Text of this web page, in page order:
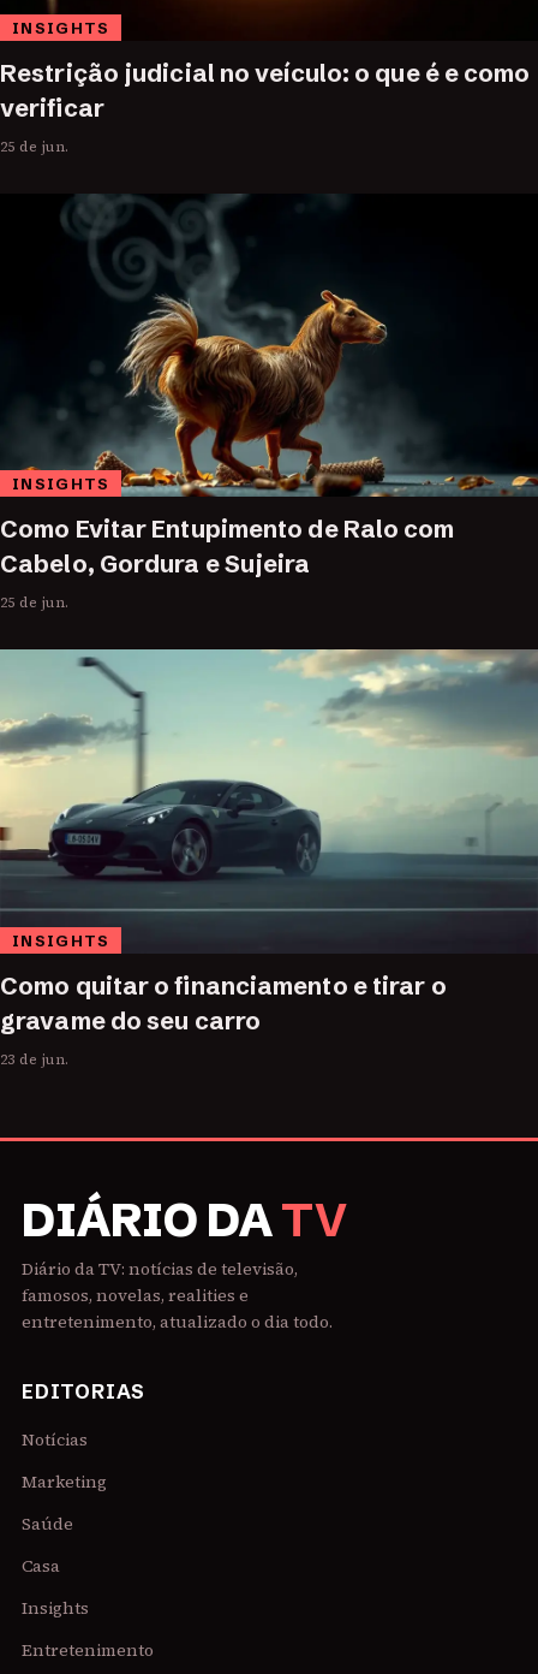
INSIGHTS
Restrição judicial no veículo: o que é e como
verificar
25 de jun.
INSIGHTS
Como Evitar Entupimento de Ralo com
Cabelo, Gordura e Sujeira
25 de jun.
INSIGHTS
Como quitar o financiamento e tirar o
gravame do seu carro
23 de jun.
DIÁRIO DATV
Diário da TV: notícias de televisão,
famosos, novelas, realities e
entretenimento, atualizado o dia todo.
EDITORIAS
Notícias
Marketing
Saúde
Casa
Insights
Entretenimento